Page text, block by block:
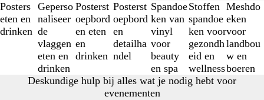
Posters
eten en
drinken
Geperso
naliseer
de
vlaggen
eten en
drinken
Posterst
oepbord
en eten
en
drinken
Posterst
oepbord
en
detailha
ndel
Spandoe
ken van
vinyl
voor
beauty
en spa
Stoffen
spandoe
ken voor
gezondh
eid en
wellness
Meshdo
eken
voor
landbou
w en
boeren
van
7
Deskundige hulp bij alles wat je nodig hebt voor
evenementen